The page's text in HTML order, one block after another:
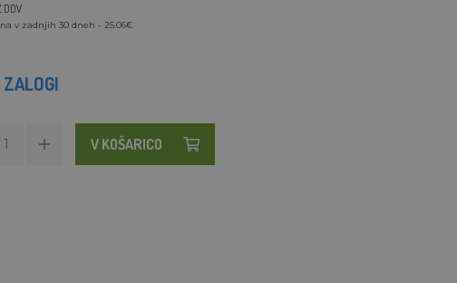
DDV
v zadnjih 30 dneh - 25.06€
ZALOGI
V KOŠARICO